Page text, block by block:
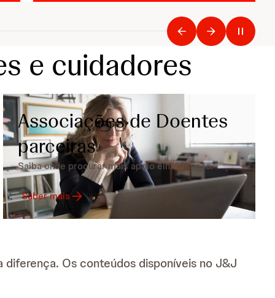
e cuidadores
Associações de Doentes
parceiras
Saiba onde procurar mais apoio einformação.
Saber mais
Os conteúdos disponíveis no J&J